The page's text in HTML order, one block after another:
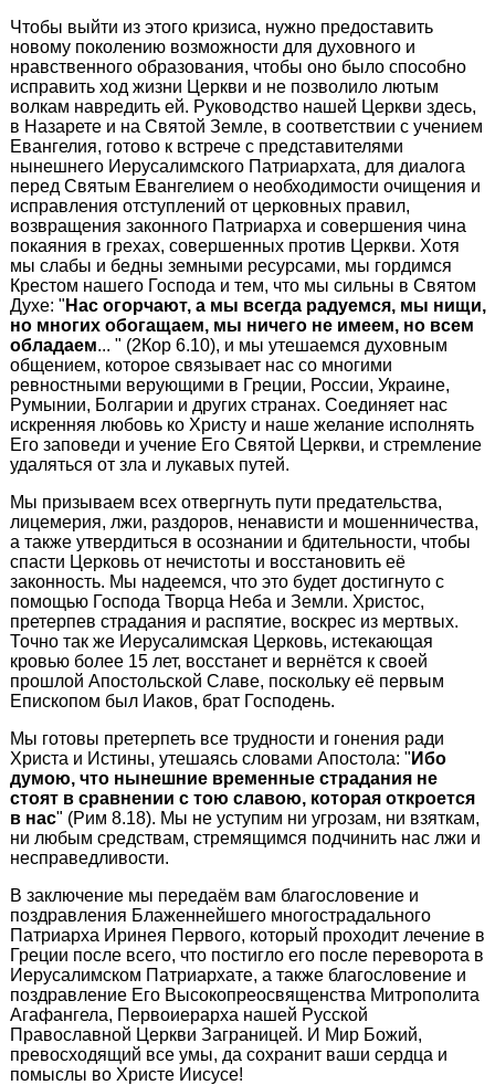
Чтобы выйти из этого кризиса, нужно предоставить
новому поколению возможности для духовного и
нравственного образования, чтобы оно было способно
исправить ход жизни Церкви и не позволило лютым
волкам навредить ей. Руководство нашей Церкви здесь,
в Назарете и на Святой Земле, в соответствии с учением
Евангелия, готово к встрече с представителями
нынешнего Иерусалимского Патриархата, для диалога
перед Святым Евангелием о необходимости очищения и
исправления отступлений от церковных правил,
возвращения законного Патриарха и совершения чина
покаяния в грехах, совершенных против Церкви. Хотя
мы слабы и бедны земными ресурсами, мы гордимся
Крестом нашего Господа и тем, что мы сильны в Святом
Духе: " Нас огорчают, а мы всегда радуемся, мы нищи,
но многих обогащаем, мы ничего не имеем, но всем
обладаем... " (2Кор 6.10), и мы утешаемся духовным
общением, которое связывает нас со многими
ревностными верующими в Греции, России, Украине,
Румынии, Болгарии и других странах. Соединяет нас
искренняя любовь ко Христу и наше желание исполнять
Его заповеди и учение Его Святой Церкви, и стремление
удаляться от зла и лукавых путей.
Мы призываем всех отвергнуть пути предательства,
лицемерия, лжи, раздоров, ненависти и мошенничества,
а также утвердиться в осознании и бдительности, чтобы
спасти Церковь от нечистоты и восстановить её
законность. Мы надеемся, что это будет достигнуто с
помощью Господа Творца Неба и Земли. Христос,
претерпев страдания и распятие, воскрес из мертвых.
Точно так же Иерусалимская Церковь, истекающая
кровью более 15 лет, восстанет и вернётся к своей
прошлой Апостольской Славе, поскольку её первым
Епископом был Иаков, брат Господень.
Мы готовы претерпеть все трудности и гонения ради
Христа и Истины, утешаясь словами Апостола: " Ибо
думою, что нынешние временные страдания не
стоят в сравнении с тою славою, которая откроется
в нас" (Рим 8.18). Мы не уступим ни угрозам, ни взяткам,
ни любым средствам, стремящимся подчинить нас лжи и
несправедливости.
В заключение мы передаём вам благословение и
поздравления Блаженнейшего многострадального
Патриарха Иринея Первого, который проходит лечение в
Греции после всего, что постигло его после переворота в
Иерусалимском Патриархате, а также благословение и
поздравление Его Высокопреосвященства Митрополита
Агафангела, Первоиерарха нашей Русской
Православной Церкви Заграницей. И Мир Божий,
превосходящий все умы, да сохранит ваши сердца и
помыслы во Христе Иисусе!